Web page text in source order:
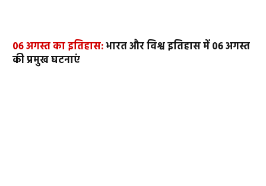
06 अगस्त का इतिहास:भारत और विश्व इतिहास में 06 अगस्त
की प्रमुख घटनाएं